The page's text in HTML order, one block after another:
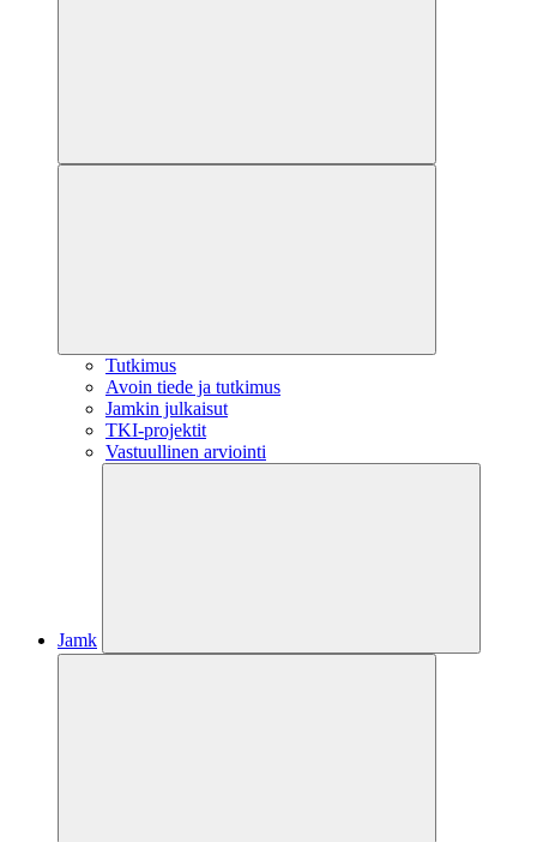
Tutkimus
Avoin tiede ja tutkimus
Jamkin julkaisut
TKI-projektit
Vastuullinen arviointi
Jamk